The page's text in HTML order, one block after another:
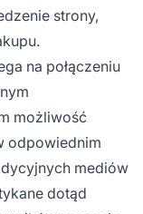
strony,
na połączeniu
możliwość
odpowiednim
mediów
dotąd